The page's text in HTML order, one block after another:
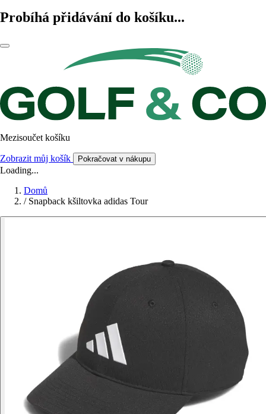
Probíhá přidávání do košíku...
Mezisoučet košíku
Zobrazit můj košík Pokračovat v nákupu
Loading...
Domů
/ Snapback kšiltovka adidas Tour